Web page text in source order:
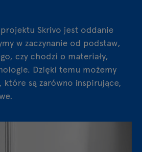
Skrivo jest oddanie
w zaczynanie od podstaw,
czy chodzi o materiały,
Dzięki temu możemy
są zarówno inspirujące,